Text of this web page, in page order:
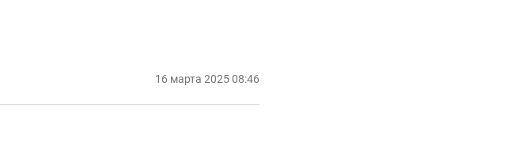
16 марта 2025 08:46